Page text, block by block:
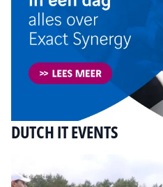
DUTCH IT EVENTS